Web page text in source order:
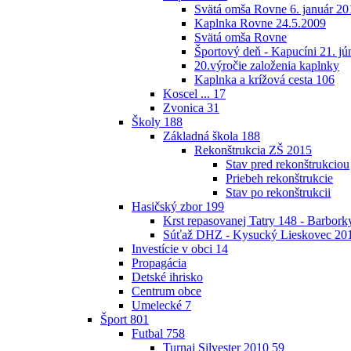
Svätá omša Rovne 6. január
Kaplnka Rovne 24.5.2009
Svätá omša Rovne
Športový deň - Kapucíni 21.
20.výročie založenia kaplnky
Kaplnka a krížová cesta 106
Koscel ... 17
Zvonica 31
Školy 188
Základná škola 188
Rekonštrukcia ZŠ 2015
Stav pred rekonštrukciou
Priebeh rekonštrukcie
Stav po rekonštrukcii
Hasičský zbor 199
Krst repasovanej Tatry 148 -
Súťaž DHZ - Kysucký Lieskovec
Investície v obci 14
Propagácia
Detské ihrisko
Centrum obce
Umelecké 7
Šport 801
Futbal 758
Turnaj Silvester 2010 59